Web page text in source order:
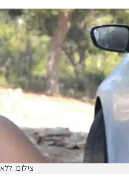
צילום: ללא